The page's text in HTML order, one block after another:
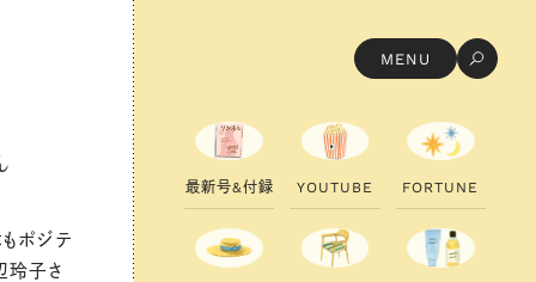
MENU
ポジテ
玲子さ
最新号&付録 YOUTU B E FORTU N E